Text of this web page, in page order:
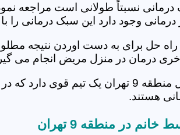
نسبتاً طولانی است مراجعه
درمانی وجود دارد این سبک درمانی
حل برای به دست اوردن نتیجه
درمان در منزل مریض انجام می
موسسه فیزیوتراپی در منزل منطقه
هستند.
در منطقه 9 تهران